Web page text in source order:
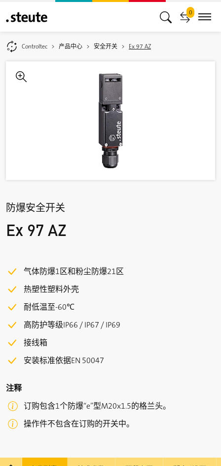
0
Controltec 产品中心 安全开关 Ex 97 AZ
防爆安全开关
Ex 97 AZ
气体防爆1区和粉尘防爆21区
热塑性塑料外壳
耐低温至-60℃
高防护等级IP66 / IP67 / IP69
接线箱
安装标准依据EN 50047
注释
订购包含1个防爆“e”型M20x1.5的格兰头。
操作件不包含在订购的开关中。